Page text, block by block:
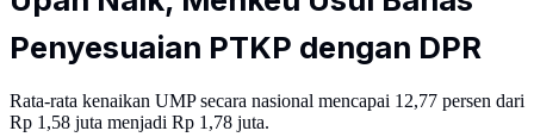
Penyesuaian PTKP dengan DPR
Rata-rata kenaikan UMP secara nasional mencapai 12,77 persen dari
Rp 1,58 juta menjadi Rp 1,78 juta.